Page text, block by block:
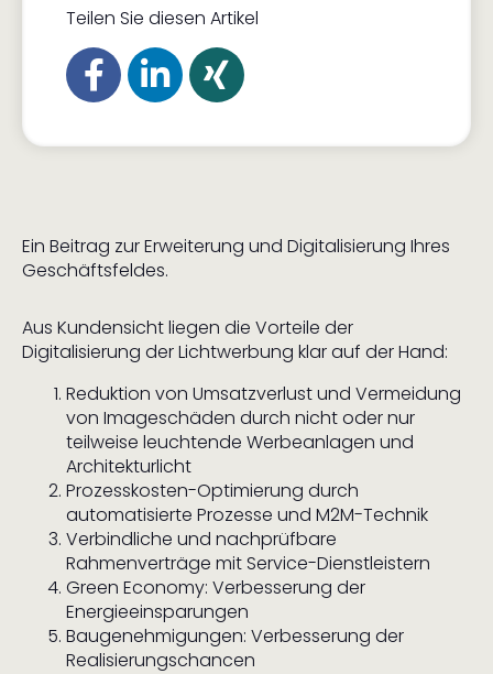
Teilen Sie diesen Artikel
Ein Beitrag zur Erweiterung und Digitalisierung Ihres
Geschäftsfeldes.
Aus Kundensicht liegen die Vorteile der
Digitalisierung der Lichtwerbung klar auf der Hand:
Reduktion von Umsatzverlust und Vermeidung
von Imageschäden durch nicht oder nur
teilweise leuchtende Werbeanlagen und
Architekturlicht
Prozesskosten-Optimierung durch
automatisierte Prozesse und M2M-Technik
Verbindliche und nachprüfbare
Rahmenverträge mit Service-Dienstleistern
Green Economy: Verbesserung der
Energieeinsparungen
Baugenehmigungen: Verbesserung der
Realisierungschancen